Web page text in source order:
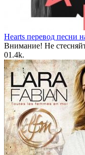
Hearts перевод песни
Внимание! Не
01.4k.